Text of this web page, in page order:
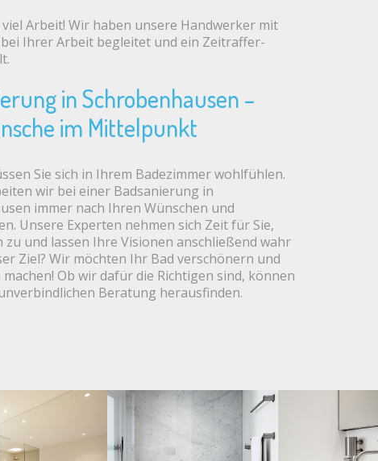
Arbeit! Wir haben unsere Handwerker mit
Ihrer Arbeit begleitet und ein Zeitraffer-
in Schrobenhausen –
im Mittelpunkt
Sie sich in Ihrem Badezimmer wohlfühlen.
wir bei einer Badsanierung in
immer nach Ihren Wünschen und
Unsere Experten nehmen sich Zeit für Sie,
zu und lassen Ihre Visionen anschließend wahr
Ziel? Wir möchten Ihr Bad verschönern und
machen! Ob wir dafür die Richtigen sind, können
Beratung herausfinden.